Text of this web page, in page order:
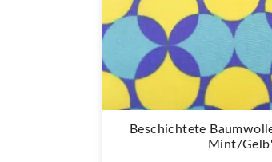
Beschichtete
Mint/